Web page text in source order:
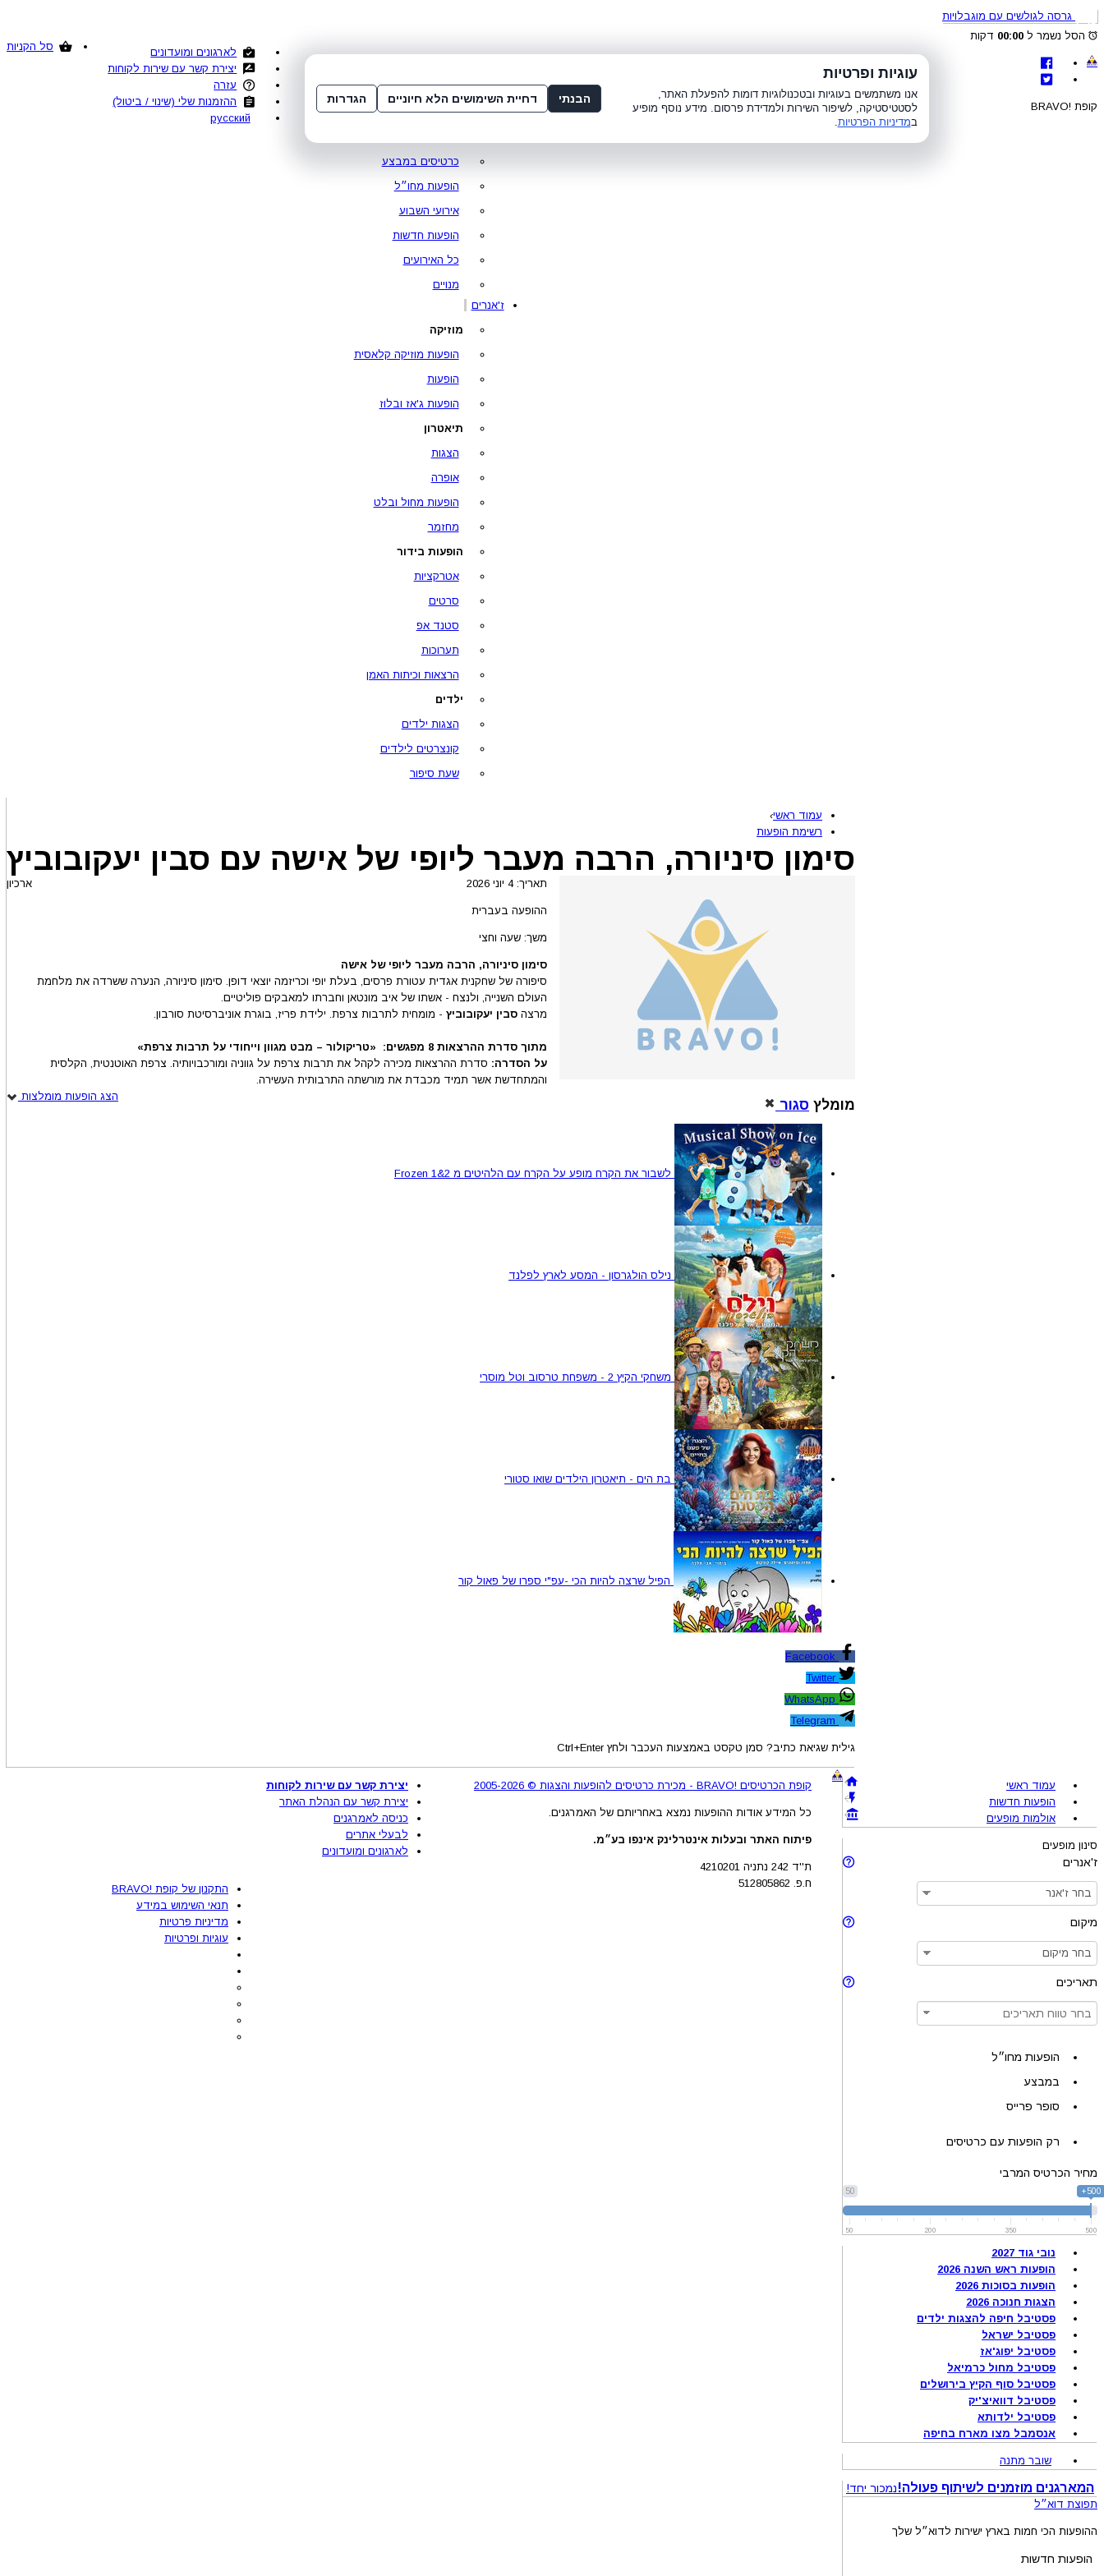
גרסה לגולשים עם מוגבלויות
סל הקניות
הסל נשמר ל 00:00 דקות
קופת !BRAVO
עמוד ראשי
סופר פרייס
כרטיסים במבצע
הופעות מחו״ל
אירועי השבוע
הופעות חדשות
כל האירועים
מנויים
ז'אנרים
מוזיקה
הופעות מוזיקה קלאסית
הופעות
הופעות ג'אז ובלוז
תיאטרון
הצגות
אופרה
הופעות מחול ובלט
מחזמר
הופעות בידור
אטרקציות
סרטים
סטנד אפ
תערוכות
הרצאות וכיתות האמן
ילדים
הצגות ילדים
קונצרטים לילדים
שעת סיפור
לארגונים ומועדונים
יצירת קשר עם שירות לקוחות
עזרה
ההזמנות שלי (שינוי / ביטול)
русский
עמוד ראשי›
רשימת הופעות
סימון סיניורה, הרבה מעבר ליופי של אישה עם סבין יעקובוביץ
ארכיון תאריך: 4 יוני 2026
ההופעה בעברית
משך: שעה וחצי
סימון סיניורה, הרבה מעבר ליופי של אישה
סיפורה של שחקנית אגדית עטורת פרסים, בעלת יופי וכריזמה יוצאי דופן. סימון סיניורה, הנערה ששרדה את מלחמת
העולם השנייה, ולנצח - אשתו של איב מונטאן וחברתו למאבקים פוליטיים.
מרצה סבין יעקובוביץ - מומחית לתרבות צרפת. ילידת פריז, בוגרת אוניברסיטת סורבון.
מתוך סדרת ההרצאות 8 מפגשים: «טריקולור – מבט מגוון וייחודי על תרבות צרפת»
על הסדרה: סדרת ההרצאות מכירה לקהל את תרבות צרפת על גווניה ומורכבויותיה. צרפת האוטנטית, הקלסית
והמתחדשת אשר תמיד מכבדת את מורשתה התרבותית העשירה.
הצג הופעות מומלצות
מומלץ סגור
לשבור את הקרח מופע על הקרח עם הלהיטים מ Frozen 1&2
נילס הולגרסון - המסע לארץ לפלנד
משחקי הקיץ 2 - משפחת טרסוב וטל מוסרי
בת הים - תיאטרון הילדים שואו סטורי
הפיל שרצה להיות הכי -עפ"י ספרו של פאול קור
גילית שגיאת כתיב? סמן טקסט באמצעות העכבר ולחץ Ctrl+Enter
עמוד ראשי
הופעות חדשות
אולמות מופעים
סינון מופעים
ז'אנרים
מיקום
תאריכים
הופעות מחו״ל
במבצע
סופר פרייס
רק הופעות עם כרטיסים
מחיר הכרטיס המרבי
50 500+
50 200 350 500
נובי גוד 2027
הופעות ראש השנה 2026
הופעות בסוכות 2026
הצגות חנוכה 2026
פסטיבל חיפה להצגות ילדים
פסטיבל ישראל
פסטיבל יפוג'אז
פסטיבל מחול כרמיאל
פסטיבל סוף הקיץ בירושלים
פסטיבל דוואיצ'יק
פסטיבל ילדותא
אנסמבל מצו מארח בחיפה
שובר מתנה
המארגנים מוזמנים לשיתוף פעולה!נמכור יחד!
תפוצת דוא״ל
ההופעות הכי חמות בארץ ישירות לדוא״ל שלך
הופעות חדשות
קופת הכרטיסים !BRAVO - מכירת כרטיסים להופעות והצגות © 2005-2026
כל המידע אודות ההופעות נמצא באחריותם של האמרגנים.
פיתוח האתר ובעלות אינטרלינק אינפו בע״מ.
ת''ד 242 נתניה 4210201
ח.פ. 512805862
יצירת קשר עם שירות לקוחות
יצירת קשר עם הנהלת האתר
כניסה לאמרגנים
לבעלי אתרים
לארגונים ומועדונים
התקנון של קופת !BRAVO
תנאי השימוש במידע
מדיניות פרטיות
עוגיות ופרטיות
עוגיות ופרטיות
אנו משתמשים בעוגיות ובטכנולוגיות דומות להפעלת האתר,
לסטטיסטיקה, לשיפור השירות ולמדידת פרסום. מידע נוסף מופיע
במדיניות הפרטיות.
הבנתי דחיית השימושים הלא חיוניים הגדרות